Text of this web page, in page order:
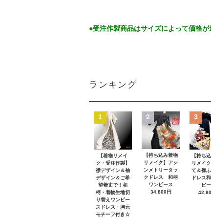
●受注作製商品はサイズによって価格
ランキング
1
【着物リメイ
ク・受注作製】
襟デザイン＆袖
デザイン＆ご希
望着丈で！和
柄・着物生地切
り替えワンピー
スドレス・胸元
モチーフ付き☆
2
【持ち込み着物
リメイク】アシ
ンメトリータッ
クドレス 和柄
ワンピース
34,800円
3
【持ち
リメイ
て＆襟
ドレス
ピ